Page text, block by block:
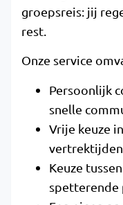
groepsreis: jij
rest.
Onze service
Persoonlijk
snelle
Vrije keuze
vertrektijden
Keuze
spetterende